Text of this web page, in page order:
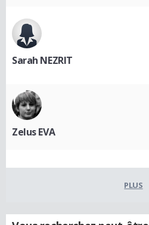
Sarah NEZRIT
Zelus EVA
PLUS